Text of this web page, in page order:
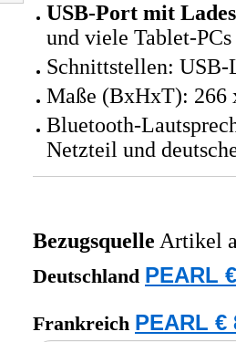
USB-Port mit
und viele Tablet-PCs
Schnittstellen:
Maße (BxHxT): 266
Bluetooth-
Netzteil und
Bezugsquelle Artikel
Deutschland PEARL
Frankreich PEARL €